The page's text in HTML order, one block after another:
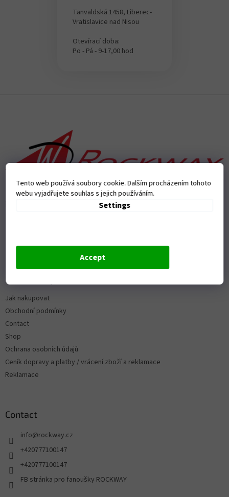
Tento web používá soubory cookie. Dalším procházením tohoto
webu vyjadřujete souhlas s jejich používáním.
Settings
Accept
Tanvaldská 1458, Liberec-
Vratislavice nad Nisou
Otevírací doba:
Po - Pá - 9-17,00 hod
Informace pro vás
Jak nakupovat
Obchodní podmínky
Contact
Shop
Ochrana osobních údajů
Ceník dopravy a platby / vrácení zboží a reklamace
Reklamace
Contact
info@rockway.cz
+420777100147
+420777100147
FB stránka pro fanoušky ROCKWAY